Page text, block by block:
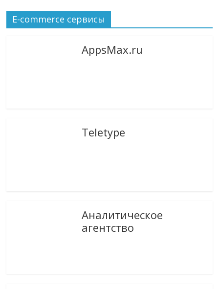
E-commerce сервисы
AppsMax.ru
Teletype
Аналитическое
агентство